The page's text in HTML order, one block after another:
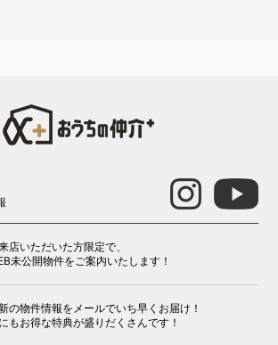
店いただいた方限定で、
未公開物件をご案内いたします！
の物件情報をメールでいち早くお届け！
もお得な特典が盛りだくさんです！